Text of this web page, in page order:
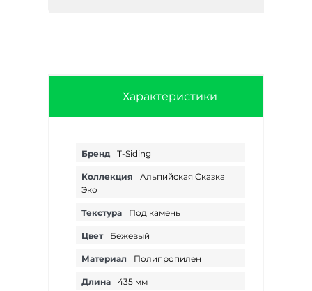
Характеристики
Бренд T-Siding
Коллекция
Альпийская Сказка
Эко
Текстура Под камень
Цвет Бежевый
Материал Полипропилен
Длина 435 мм